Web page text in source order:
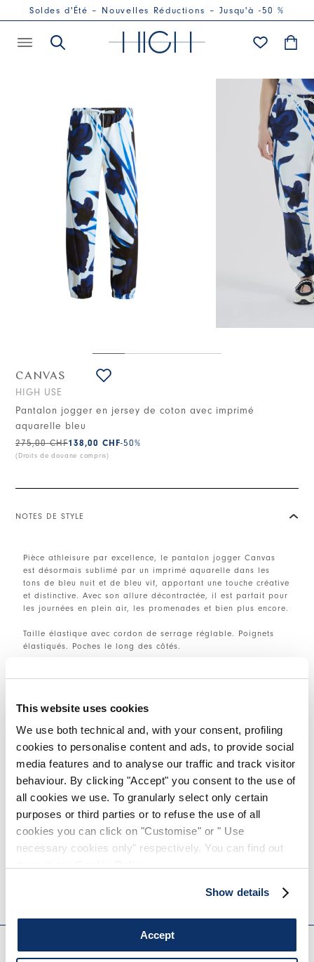
This website uses cookies
We use both technical and, with your consent, profiling
cookies to personalise content and ads, to provide social
media features and to analyse our traffic and track visitor
behaviour. By clicking "Accept" you consent to the use of
all cookies we use. To granularly select only certain
purposes or third parties or to refuse the use of all
cookies you can click on "Customise" or " Use
necessary cookies only" respectively. You can find out
Show details
Accept
Soldes d'Été – Nouvelles Réductions – Jusqu'à -50 %
CANVAS
HIGH USE
Pantalon jogger en jersey de coton avec imprimé
aquarelle bleu
138,00 CHF
275,00 CHF -50%
(Droits de douane compris)
NOTES DE STYLE
Pièce athleisure par excellence, le pantalon jogger Canvas
est désormais sublimé par un imprimé aquarelle dans les
tons de bleu nuit et de bleu vif, apportant une touche créative
et distinctive. Avec son allure décontractée, il est parfait pour
les journées en plein air, les promenades et bien plus encore.
Taille élastique avec cordon de serrage réglable. Poignets
élastiqués. Poches le long des côtés.
en collaboration avec OGAT, utilisant des matériaux 100 %
• Toutes les finitions sont réalisées en Italie.
TAILLE ET COUPE
DÉTAILS PRODUIT
Partager